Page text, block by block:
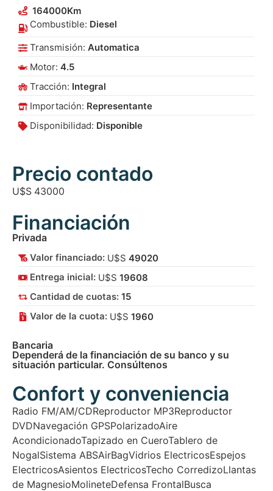
164000Km
Combustible: Diesel
Transmisión: Automatica
Motor: 4.5
Tracción: Integral
Importación: Representante
Disponibilidad: Disponible
Precio contado
U$S 43000
Financiación
Privada
Valor financiado: U$S 49020
Entrega inicial: U$S 19608
Cantidad de cuotas: 15
Valor de la cuota: U$S 1960
Bancaria
Dependerá de la financiación de su banco y su
situación particular. Consúltenos
Confort y conveniencia
Radio FM/AM/CDReproductor MP3Reproductor
DVDNavegación GPSPolarizadoAire
AcondicionadoTapizado en CueroTablero de
NogalSistema ABSAirBagVidrios ElectricosEspejos
ElectricosAsientos ElectricosTecho CorredizoLlantas
de MagnesioMolineteDefensa FrontalBusca